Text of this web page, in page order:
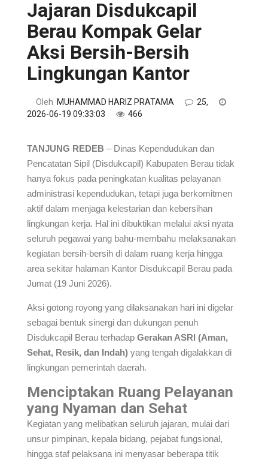
Jajaran Disdukcapil
Berau Kompak Gelar
Aksi Bersih-Bersih
Lingkungan Kantor
Oleh MUHAMMAD HARIZ PRATAMA
25,
2026-06-19 09:33:03
466
TANJUNG REDEB – Dinas Kependudukan dan
Pencatatan Sipil (Disdukcapil) Kabupaten Berau tidak
hanya fokus pada peningkatan kualitas pelayanan
administrasi kependudukan, tetapi juga berkomitmen
aktif dalam menjaga kelestarian dan kebersihan
lingkungan kerja. Hal ini dibuktikan melalui aksi nyata
seluruh pegawai yang bahu-membahu melaksanakan
kegiatan bersih-bersih di dalam ruang kerja hingga
area sekitar halaman Kantor Disdukcapil Berau pada
Jumat (19 Juni 2026).
Aksi gotong royong yang dilaksanakan hari ini digelar
sebagai bentuk sinergi dan dukungan penuh
Disdukcapil Berau terhadap Gerakan ASRI (Aman,
Sehat, Resik, dan Indah) yang tengah digalakkan di
lingkungan pemerintah daerah.
Menciptakan Ruang Pelayanan
yang Nyaman dan Sehat
Kegiatan yang melibatkan seluruh jajaran, mulai dari
unsur pimpinan, kepala bidang, pejabat fungsional,
hingga staf pelaksana ini menyasar beberapa titik